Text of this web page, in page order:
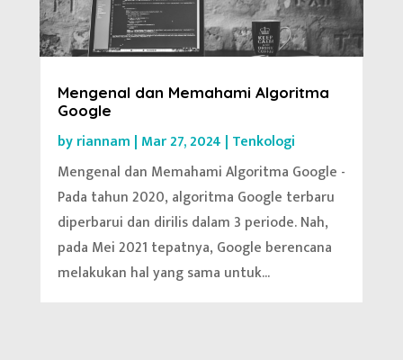
Mengenal dan Memahami Algoritma
Google
byriannam | Mar 27, 2024 | Tenkologi
Mengenal dan Memahami Algoritma Google -
Pada tahun 2020, algoritma Google terbaru
diperbarui dan dirilis dalam 3 periode. Nah,
pada Mei 2021 tepatnya, Google berencana
melakukan hal yang sama untuk...